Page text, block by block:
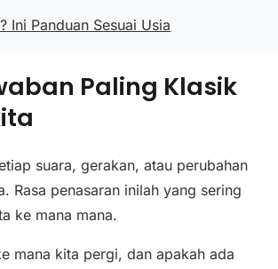
Ini Panduan Sesuai Usia
Paling Klasik
suara, gerakan, atau perubahan
Rasa penasaran inilah yang sering
ke mana mana.
mana kita pergi, dan apakah ada